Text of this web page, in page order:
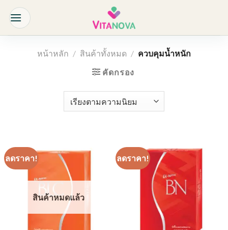
content
หน้าหลัก / สินค้าทั้งหมด / ควบคุมน้ำหนัก
คัดกรอง
ลดราคา!
สินค้าหมดแล้ว
ลดราคา!